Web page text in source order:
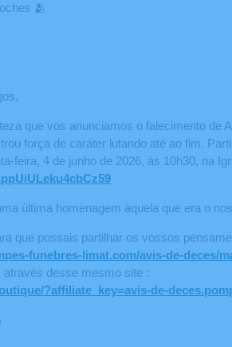
🫂
que vos anunciamos o falecimento
força de caráter lutando até ao fim.
feira, 4 de junho de 2026, às 10h30, na
última homenagem àquela que era o
que possais partilhar os vossos
funebres-limat.com/avis-de-deces/
através desse mesmo site :
?affiliate_key=avis-de-